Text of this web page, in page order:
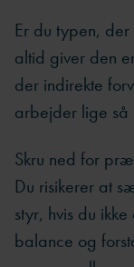
Er du typen,
altid giver den
der indirekte
arbejder lige så
Skru ned for
Du risikerer at
styr, hvis du
balance og